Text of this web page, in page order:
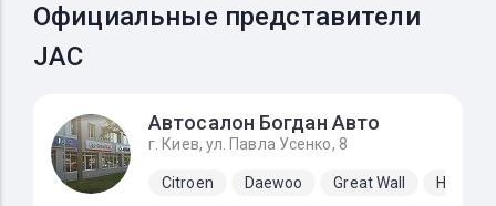
Официальные представители
JAC
Автосалон Богдан Авто
г. Киев, ул. Павла Усенко, 8
Citroen Daewoo Great Wall Hyundai